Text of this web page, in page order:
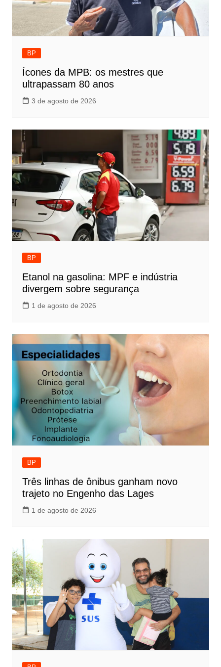
BP
Ícones da MPB: os mestres que
ultrapassam 80 anos
3 de agosto de 2026
BP
Etanol na gasolina: MPF e indústria
divergem sobre segurança
1 de agosto de 2026
BP
Três linhas de ônibus ganham novo
trajeto no Engenho das Lages
1 de agosto de 2026